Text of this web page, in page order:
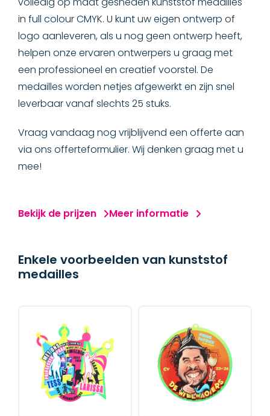
in full colour CMYK. U kunt uw eigen ontwerp of
logo aanleveren, als u nog geen ontwerp heeft,
helpen onze ervaren ontwerpers u graag met
een professioneel en creatief voorstel. De
medailles worden netjes afgewerkt en zijn snel
leverbaar vanaf slechts 25 stuks.
Vraag vandaag nog vrijblijvend een offerte aan
via ons offerteformulier. Wij denken graag met u
mee!
Bekijk de prijzen Meer informatie
Enkele voorbeelden van kunststof
medailles
SUPER medailles
Kunststof medailles
Houten medailles
Rubber medailles
ONDERSCHEIDINGEN
ACCESSOIRES
MERCHANDISE